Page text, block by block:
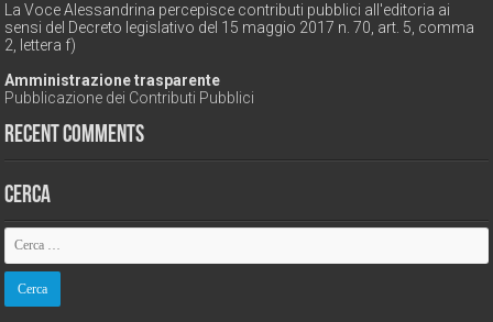
La Voce Alessandrina percepisce contributi pubblici all'editoria ai
sensi del Decreto legislativo del 15 maggio 2017 n. 70, art. 5, comma
2, lettera f)
Amministrazione trasparente
Pubblicazione dei Contributi Pubblici
Recent Comments
Cerca